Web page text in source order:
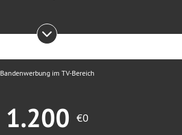
Bandenwerbung im TV-Bereich
1.200 €0